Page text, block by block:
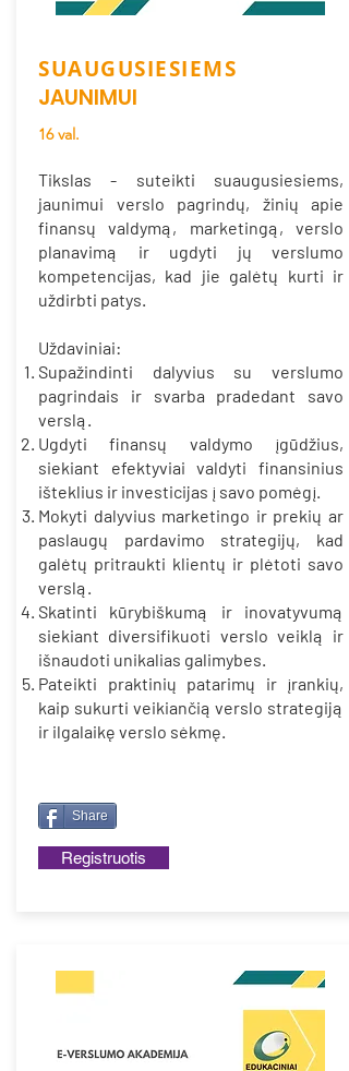
SUAUGUSIESIEMS
JAUNIMUI
16 val.
Tikslas - suteikti suaugusiesiems,
jaunimui verslo pagrindų, žinių apie
finansų valdymą, marketingą, verslo
planavimą ir ugdyti jų verslumo
kompetencijas, kad jie galėtų kurti ir
uždirbti patys.
Uždaviniai:
Supažindinti dalyvius su verslumo
pagrindais ir svarba pradedant savo
verslą.
Ugdyti finansų valdymo įgūdžius,
siekiant efektyviai valdyti finansinius
išteklius ir investicijas į savo pomėgį.
Mokyti dalyvius marketingo ir prekių ar
paslaugų pardavimo strategijų, kad
galėtų pritraukti klientų ir plėtoti savo
verslą.
Skatinti kūrybiškumą ir inovatyvumą
siekiant diversifikuoti verslo veiklą ir
išnaudoti unikalias galimybes.
Pateikti praktinių patarimų ir įrankių,
kaip sukurti veikiančią verslo strategiją
ir ilgalaikę verslo sėkmę.
Share
Registruotis